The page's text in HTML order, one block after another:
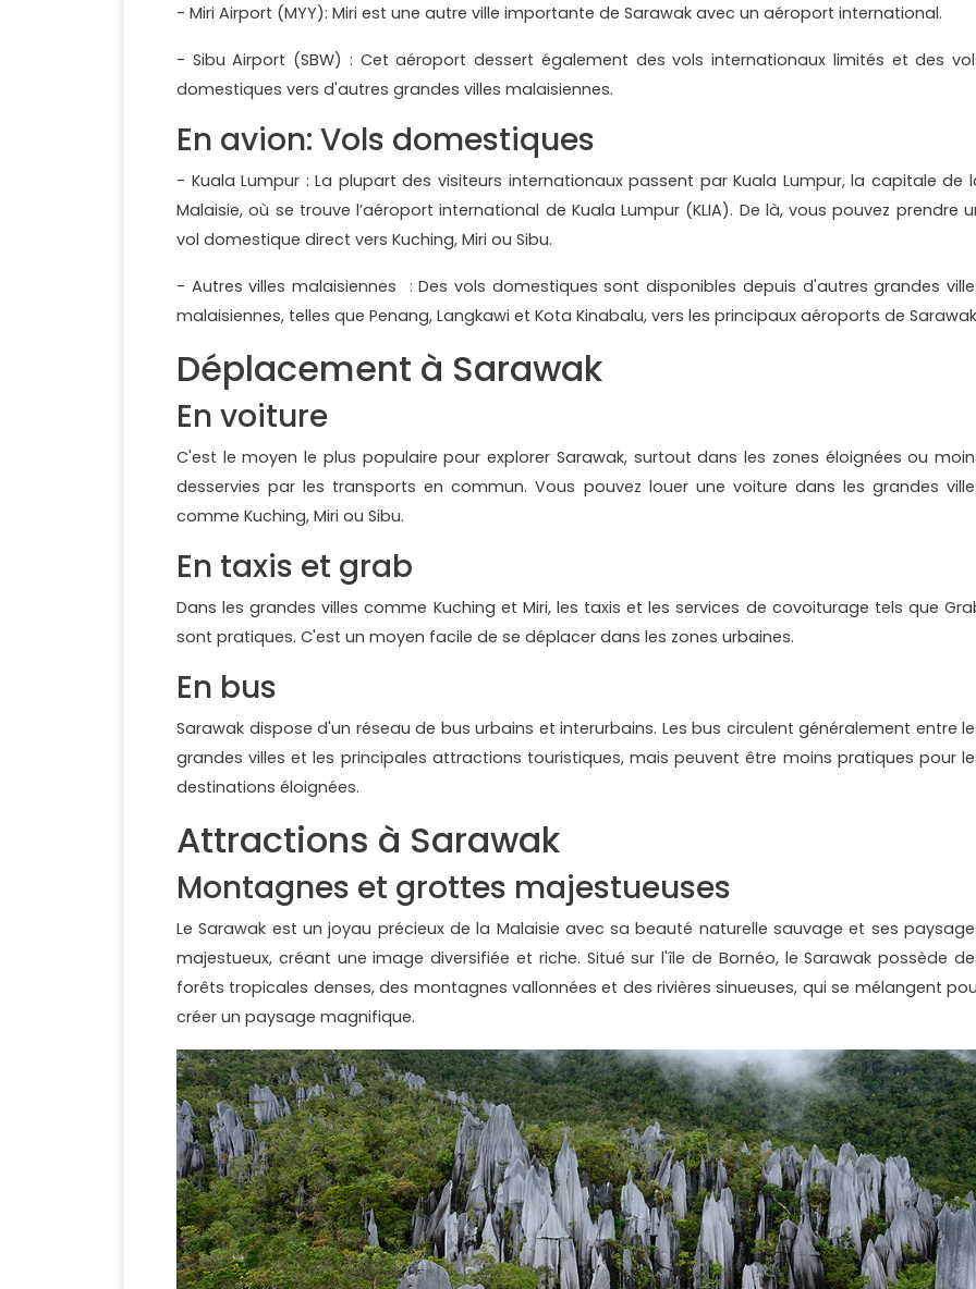
- Miri Airport (MYY): Miri est une autre ville importante de Sarawak avec un aéroport international.
- Sibu Airport (SBW) : Cet aéroport dessert également des vols internationaux limités et des
domestiques vers d'autres grandes villes malaisiennes.
En avion: Vols domestiques
- Kuala Lumpur : La plupart des visiteurs internationaux passent par Kuala Lumpur, la capitale de
Malaisie, où se trouve l’aéroport international de Kuala Lumpur (KLIA). De là, vous pouvez prendre
vol domestique direct vers Kuching, Miri ou Sibu.
- Autres villes malaisiennes : Des vols domestiques sont disponibles depuis d'autres grandes
malaisiennes, telles que Penang, Langkawi et Kota Kinabalu, vers les principaux aéroports de
Déplacement à Sarawak
En voiture
C'est le moyen le plus populaire pour explorer Sarawak, surtout dans les zones éloignées ou
desservies par les transports en commun. Vous pouvez louer une voiture dans les grandes
comme Kuching, Miri ou Sibu.
En taxis et grab
Dans les grandes villes comme Kuching et Miri, les taxis et les services de covoiturage tels que
sont pratiques. C'est un moyen facile de se déplacer dans les zones urbaines.
En bus
Sarawak dispose d'un réseau de bus urbains et interurbains. Les bus circulent généralement entre
grandes villes et les principales attractions touristiques, mais peuvent être moins pratiques pour
destinations éloignées.
Attractions à Sarawak
Montagnes et grottes majestueuses
Le Sarawak est un joyau précieux de la Malaisie avec sa beauté naturelle sauvage et ses
majestueux, créant une image diversifiée et riche. Situé sur l'île de Bornéo, le Sarawak possède
forêts tropicales denses, des montagnes vallonnées et des rivières sinueuses, qui se mélangent
créer un paysage magnifique.